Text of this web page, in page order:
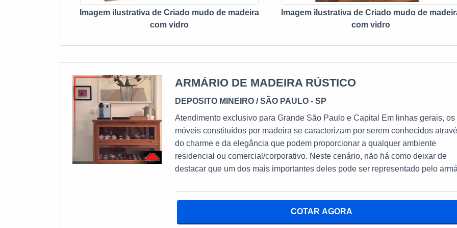
entre em contato com um dos nossos consultores e solicite um orçamento!
Imagem ilustrativa de Criado mudo de madeira
com vidro
Imagem ilustrativa de Criado mudo de
com vidro
ARMÁRIO DE MADEIRA RÚSTICO
DEPOSITO MINEIRO / SÃO PAULO - SP
Atendimento exclusivo para Grande São Paulo e Capital Em linhas gerais, os
móveis constituídos por madeira se caracterizam por serem conhecidos
do charme e da elegância que podem proporcionar a qualquer ambiente
residencial ou comercial/corporativo. Neste cenário, não há como deixar de
destacar que um dos mais importantes deles pode ser representado pelo
de seus pontos mais altos. VERSATILIDADE DO ARMÁRIO RÚSTICO DE
COTAR AGORA